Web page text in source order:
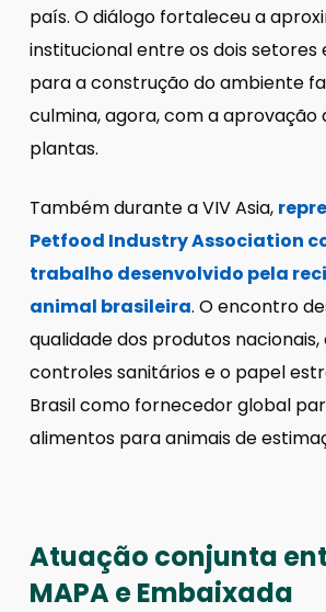
país. O diálogo fortaleceu a
institucional entre os dois setores
para a construção do ambiente
culmina, agora, com a aprovação
plantas.
Também durante a VIV Asia,
Petfood Industry Association
trabalho desenvolvido pela
animal brasileira. O encontro
qualidade dos produtos nacionais,
controles sanitários e o papel
Brasil como fornecedor global
alimentos para animais de
Atuação conjunta
MAPA e Embaixada